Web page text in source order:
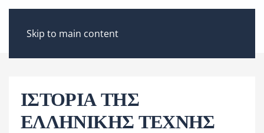
Skip to main content
ΙΣΤΟΡΙΑ ΤΗΣ
ΕΛΛΗΝΙΚΗΣ ΤΕΧΝΗΣ